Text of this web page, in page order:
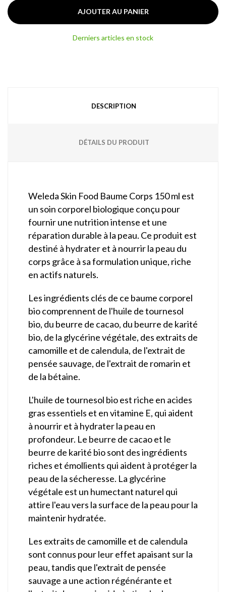
AJOUTER AU PANIER
Derniers articles en stock
DESCRIPTION
DÉTAILS DU PRODUIT
Weleda Skin Food Baume Corps 150 ml est
un soin corporel biologique conçu pour
fournir une nutrition intense et une
réparation durable à la peau. Ce produit est
destiné à hydrater et à nourrir la peau du
corps grâce à sa formulation unique, riche
en actifs naturels.
Les ingrédients clés de ce baume corporel
bio comprennent de l'huile de tournesol
bio, du beurre de cacao, du beurre de karité
bio, de la glycérine végétale, des extraits de
camomille et de calendula, de l'extrait de
pensée sauvage, de l'extrait de romarin et
de la bétaine.
L'huile de tournesol bio est riche en acides
gras essentiels et en vitamine E, qui aident
à nourrir et à hydrater la peau en
profondeur. Le beurre de cacao et le
beurre de karité bio sont des ingrédients
riches et émollients qui aident à protéger la
peau de la sécheresse. La glycérine
végétale est un humectant naturel qui
attire l'eau vers la surface de la peau pour la
maintenir hydratée.
Les extraits de camomille et de calendula
sont connus pour leur effet apaisant sur la
peau, tandis que l'extrait de pensée
sauvage a une action régénérante et